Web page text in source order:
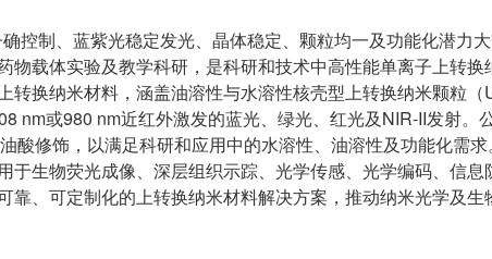
控制、蓝紫光稳定发光、晶体稳定、颗粒均一及功能化潜力
载体实验及教学科研，是科研和技术中高性能单离子上转换
转换纳米材料，涵盖油溶性与水溶性核壳型上转换纳米颗粒
nm或980 nm近红外激发的蓝光、绿光、红光及NIR-II发射
酸修饰，以满足科研和应用中的水溶性、油溶性及功能化需
于生物荧光成像、深层组织示踪、光学传感、光学编码、信息
、可定制化的上转换纳米材料解决方案，推动纳米光学及生